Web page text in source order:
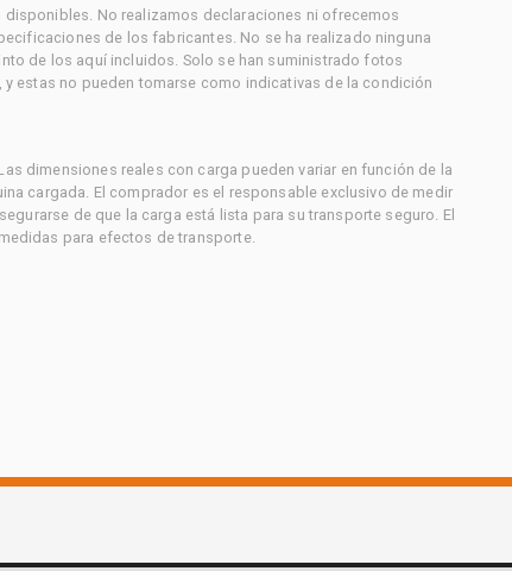
No realizamos declaraciones ni ofrecemos
de los fabricantes. No se ha realizado ninguna
de los aquí incluidos. Solo se han suministrado fotos
estas no pueden tomarse como indicativas de la condición
dimensiones reales con carga pueden variar en función de la
cargada. El comprador es el responsable exclusivo de medir
de que la carga está lista para su transporte seguro. El
para efectos de transporte.